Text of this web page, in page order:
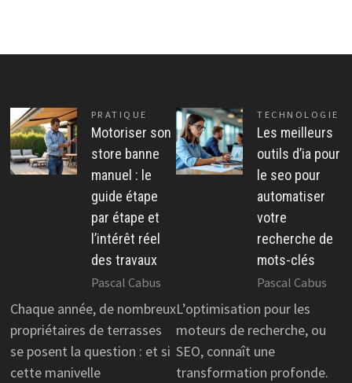
PRATIQUE
Motoriser son
store banne
manuel : le
guide étape
par étape et
l’intérêt réel
des travaux
Pascal Cabus
Chaque année, de nombreux
propriétaires de terrasses
se posent la question : et si
cette manivelle
TECHNOLOGIE
Les meilleurs
outils d’ia pour
le seo pour
automatiser
votre
recherche de
mots-clés
Pascal Cabus
L’optimisation pour les
moteurs de recherche, ou
SEO, connaît une
transformation profonde.